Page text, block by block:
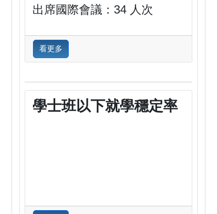
出席國際會議：34 人次
看更多
學士班以下就學穩定率